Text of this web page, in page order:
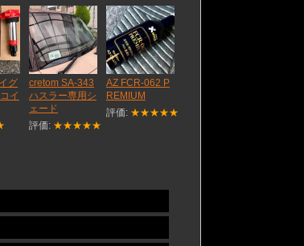
グ
イ
cretom SA-343
ハスラー専用シ
ェード
評価: ★★★★★
AZ FCR-062 P
REMIUM
評価: ★★★★★